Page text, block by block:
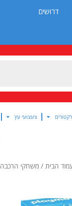
דרושים
צעצועי עץ
הבית /משחקי הרכבה